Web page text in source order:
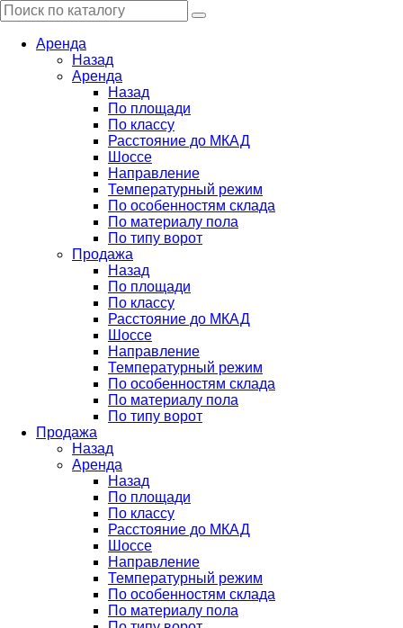
Аренда
Назад
Аренда
Назад
По площади
По классу
Расстояние до МКАД
Шоссе
Направление
Температурный режим
По особенностям склада
По материалу пола
По типу ворот
Продажа
Назад
По площади
По классу
Расстояние до МКАД
Шоссе
Направление
Температурный режим
По особенностям склада
По материалу пола
По типу ворот
Продажа
Назад
Аренда
Назад
По площади
По классу
Расстояние до МКАД
Шоссе
Направление
Температурный режим
По особенностям склада
По материалу пола